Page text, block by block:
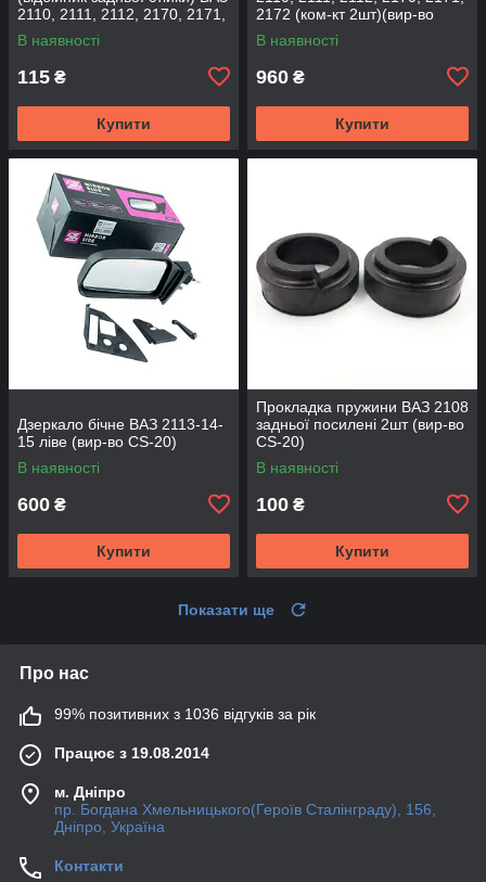
2110, 2111, 2112, 2170, 2171,
2172 (2шт) (вир-во CS-20
В наявності
115 ₴
Купити
2172 (ком-кт 2шт)(вир-во
SKADI)
В наявності
960 ₴
Купити
Дзеркало бічне ВАЗ 2113-14-
15 ліве (вир-во CS-20)
В наявності
600 ₴
Купити
Прокладка пружини ВАЗ 2108
задньої посилені 2шт (вир-во
CS-20)
В наявності
100 ₴
Купити
Показати ще
Про нас
99% позитивних з 1036 відгуків за рік
Працює з 19.08.2014
м. Дніпро
пр. Богдана Хмельницького(Героїв Сталінграду), 156,
Дніпро, Україна
Контакти